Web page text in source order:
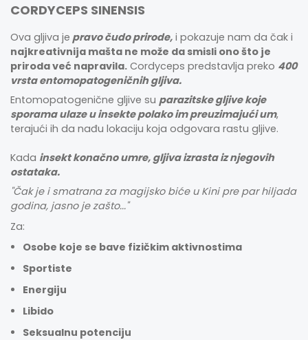
CORDYCEPS SINENSIS
Ova gljiva je pravo čudo prirode, i pokazuje nam da čak i
najkreativnija mašta ne može da smisli ono što je
priroda već napravila. Cordyceps predstavlja preko 400
vrsta entomopatogeničnih gljiva.
Entomopatogenične gljive su parazitske gljive koje
sporama ulaze u insekte polako im preuzimajući um,
terajući ih da nađu lokaciju koja odgovara rastu gljive.
Kada insekt konačno umre, gljiva izrasta iz njegovih
ostataka.
"Čak je i smatrana za magijsko biće u Kini pre par hiljada
godina, jasno je zašto..."
Za:
Osobe koje se bave fizičkim aktivnostima
Sportiste
Energiju
Libido
Seksualnu potenciju